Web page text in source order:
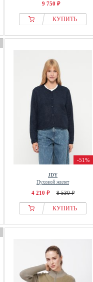
9 750 ₽
КУПИТЬ
-51%
JDY
Пуховой жилет
4 210 ₽ 8 530 ₽
КУПИТЬ